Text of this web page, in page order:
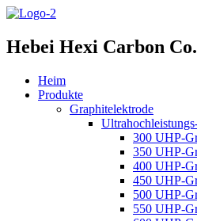
Hebei Hexi Carbon
Heim
Produkte
Graphitelektrode
300 UHP-
350 UHP-
400 UHP-
450 UHP-
500 UHP-
550 UHP-